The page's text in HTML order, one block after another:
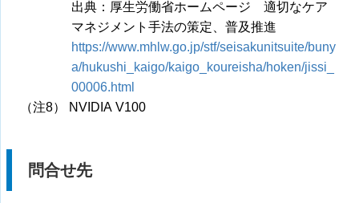
出典：厚生労働省ホームページ 適切なケア
マネジメント手法の策定、普及推進
https://www.mhlw.go.jp/stf/seisakunitsuite/buny
a/hukushi_kaigo/kaigo_koureisha/hoken/jissi_
00006.html
（注8） NVIDIA V100
問合せ先